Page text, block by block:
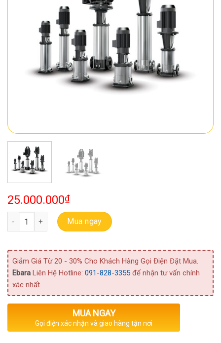
25.000.000₫
Bơm Đa Tầng Cánh Trục Đứng Ebara EVMS 3 4F5 Q1BEG E/0.37
Mua ngay
Giảm Giá Từ 20 - 30% Cho Khách Hàng Gọi Điện Đặt Mua.
Ebara Liên Hệ Hotline: 091-828-3355 để nhận tư vấn chính
xác nhất
MUA NGAY
Gọi điện xác nhận và giao hàng tận nơi